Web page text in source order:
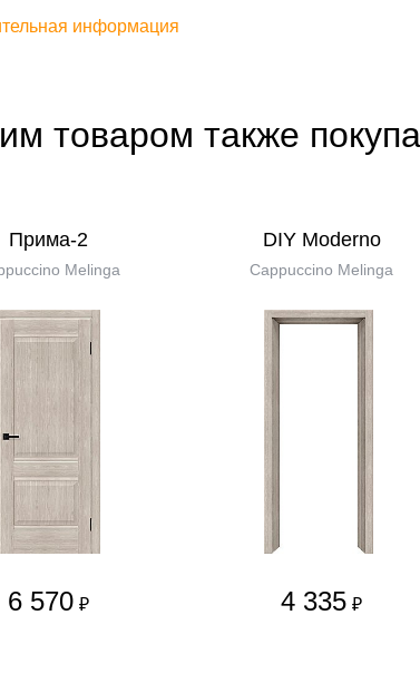
информация
товаром также
Прима-2
Melinga
6 570 ₽
DIY Moderno
Cappuccino Melinga
4 335 ₽